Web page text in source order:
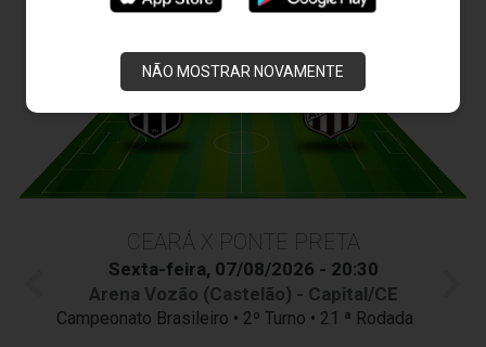
NÃO MOSTRAR NOVAMENTE
CEARÁ X PONTE PRETA
Sexta-feira, 07/08/2026 - 20:30
Arena Vozão (Castelão) - Capital/CE
Campeonato Brasileiro • 2º Turno • 21 ª Rodada